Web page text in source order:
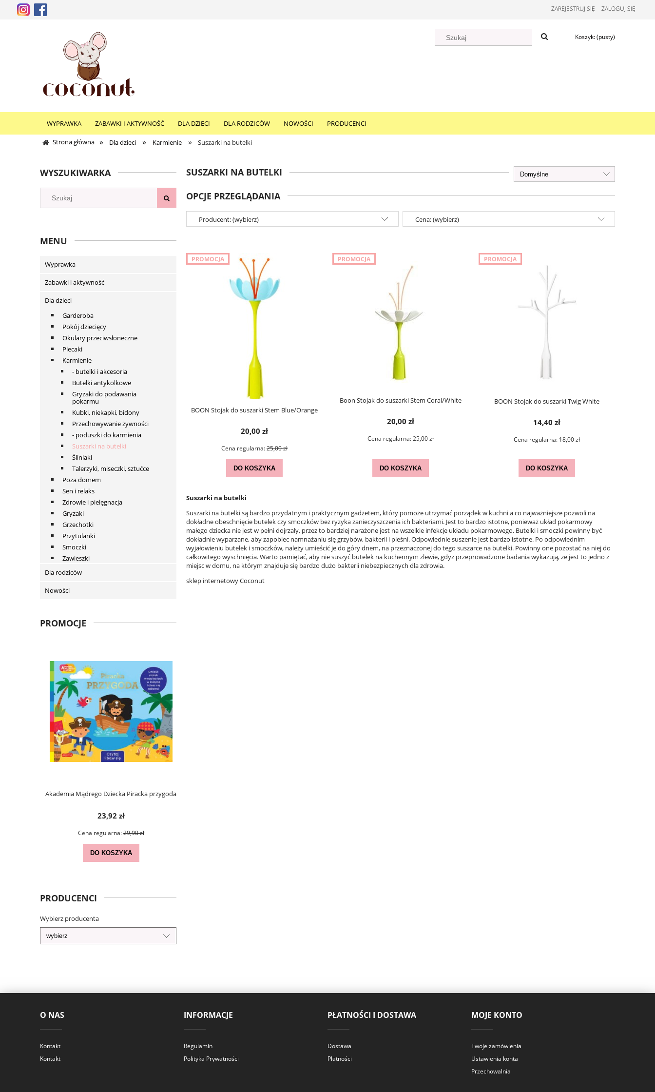
ZAREJESTRUJ SIĘ ZALOGUJ SIĘ
Koszyk:(pusty)
WYPRAWKA ZABAWKI I AKTYWNOŚĆ DLA DZIECI DLA RODZICÓW NOWOŚCI PRODUCENCI
Strona główna » Dla dzieci » Karmienie » Suszarki na butelki
WYSZUKIWARKA
MENU
Wyprawka
Zabawki i aktywność
Dla dzieci
Garderoba
Pokój dziecięcy
Okulary przeciwsłoneczne
Plecaki
Karmienie
- butelki i akcesoria
Butelki antykolkowe
Gryzaki do podawania
pokarmu
Kubki, niekapki, bidony
Przechowywanie żywności
- poduszki do karmienia
Suszarki na butelki
Śliniaki
Talerzyki, miseczki, sztućce
Poza domem
Sen i relaks
Zdrowie i pielęgnacja
Gryzaki
Grzechotki
Przytulanki
Smoczki
Zawieszki
Dla rodziców
Nowości
PROMOCJE
Akademia Mądrego Dziecka Piracka przygoda
23,92 zł
Cena regularna:29,90 zł
DO KOSZYKA
PRODUCENCI
Wybierz producenta
SUSZARKI NA BUTELKI
OPCJE PRZEGLĄDANIA
Producent: (wybierz) Cena: (wybierz)
BOON Stojak do suszarki Stem Blue/Orange
20,00 zł
Cena regularna:25,00 zł
DO KOSZYKA
PROMOCJA
Boon Stojak do suszarki Stem Coral/White
20,00 zł
Cena regularna:25,00 zł
DO KOSZYKA
PROMOCJA
BOON Stojak do suszarki Twig White
14,40 zł
Cena regularna:18,00 zł
DO KOSZYKA
PROMOCJA
Suszarki na butelki
Suszarki na butelki są bardzo przydatnym i praktycznym gadżetem, który pomoże utrzymać porządek w kuchni a co najważniejsze pozwoli na
dokładne obeschnięcie butelek czy smoczków bez ryzyka zanieczyszczenia ich bakteriami. Jest to bardzo istotne, ponieważ układ pokarmowy
małego dziecka nie jest w pełni dojrzały, przez to bardziej narażone jest na wszelkie infekcje układu pokarmowego. Butelki i smoczki powinny być
dokładnie wyparzane, aby zapobiec namnażaniu się grzybów, bakterii i pleśni. Odpowiednie suszenie jest bardzo istotne. Po odpowiednim
wyjałowieniu butelek i smoczków, należy umieścić je do góry dnem, na przeznaczonej do tego suszarce na butelki. Powinny one pozostać na niej do
całkowitego wyschnięcia. Warto pamiętać, aby nie suszyć butelek na kuchennym zlewie, gdyż przeprowadzone badania wykazują, że jest to jedno z
miejsc w domu, na którym znajduje się bardzo dużo bakterii niebezpiecznych dla zdrowia.
sklep internetowy Coconut
O NAS
Kontakt
Kontakt
INFORMACJE
Regulamin
Polityka Prywatności
PŁATNOŚCI I DOSTAWA
Dostawa
Płatności
MOJE KONTO
Twoje zamówienia
Ustawienia konta
Przechowalnia